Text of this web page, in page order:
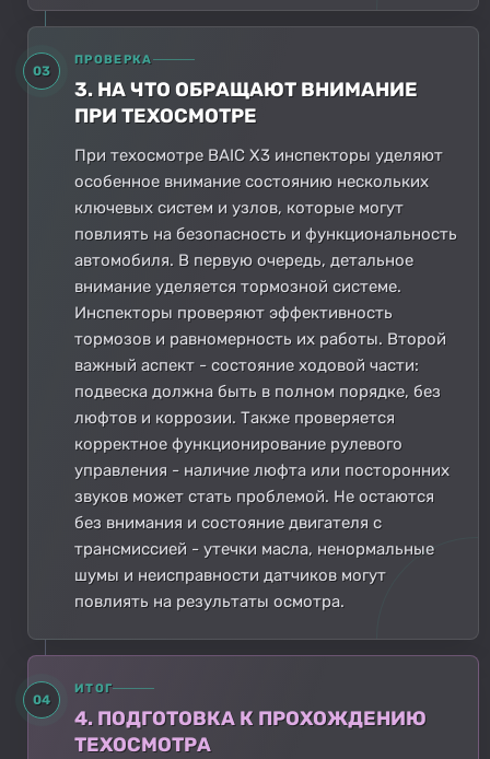
03
ПРОВЕРКА
3. НА ЧТО ОБРАЩАЮТ ВНИМАНИЕ
ПРИ ТЕХОСМОТРЕ
При техосмотре BAIC X3 инспекторы уделяют
особенное внимание состоянию нескольких
ключевых систем и узлов, которые могут
повлиять на безопасность и функциональность
автомобиля. В первую очередь, детальное
внимание уделяется тормозной системе.
Инспекторы проверяют эффективность
тормозов и равномерность их работы. Второй
важный аспект - состояние ходовой части:
подвеска должна быть в полном порядке, без
люфтов и коррозии. Также проверяется
корректное функционирование рулевого
управления - наличие люфта или посторонних
звуков может стать проблемой. Не остаются
без внимания и состояние двигателя с
трансмиссией - утечки масла, ненормальные
шумы и неисправности датчиков могут
повлиять на результаты осмотра.
04
ИТОГ
4. ПОДГОТОВКА К ПРОХОЖДЕНИЮ
ТЕХОСМОТРА